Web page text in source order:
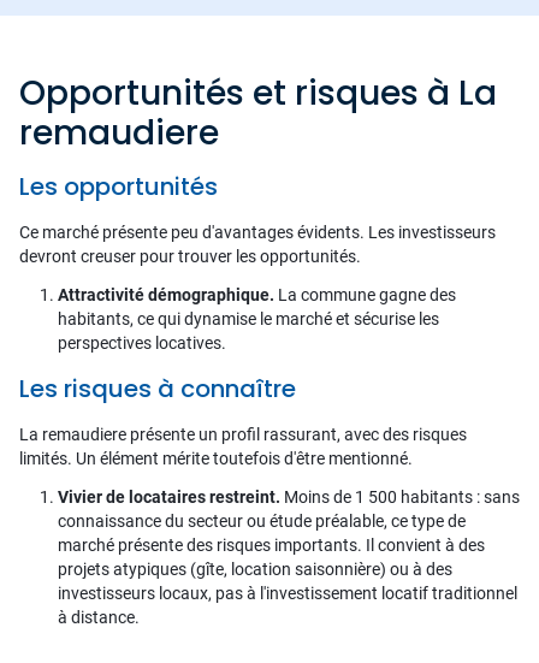
Opportunités et risques à La
remaudiere
Les opportunités
Ce marché présente peu d'avantages évidents. Les investisseurs
devront creuser pour trouver les opportunités.
Attractivité démographique. La commune gagne des
habitants, ce qui dynamise le marché et sécurise les
perspectives locatives.
Les risques à connaître
La remaudiere présente un profil rassurant, avec des risques
limités. Un élément mérite toutefois d'être mentionné.
Vivier de locataires restreint. Moins de 1 500 habitants : sans
connaissance du secteur ou étude préalable, ce type de
marché présente des risques importants. Il convient à des
projets atypiques (gîte, location saisonnière) ou à des
investisseurs locaux, pas à l'investissement locatif traditionnel
à distance.